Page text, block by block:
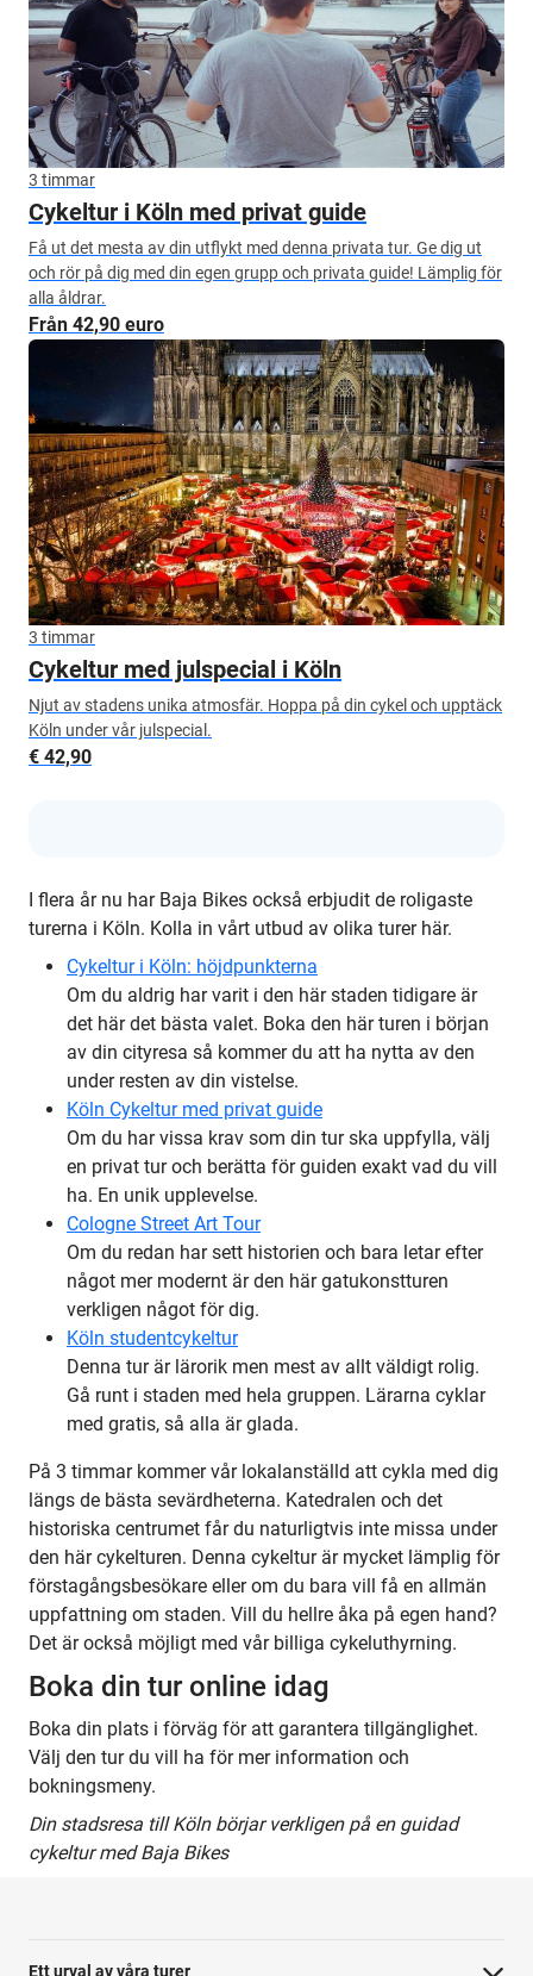
3 timmar
Cykeltur i Köln med privat guide
Få ut det mesta av din utflykt med denna privata tur. Ge dig ut
och rör på dig med din egen grupp och privata guide! Lämplig för
alla åldrar.
Från 42,90 euro
3 timmar
Cykeltur med julspecial i Köln
Njut av stadens unika atmosfär. Hoppa på din cykel och upptäck
Köln under vår julspecial.
€ 42,90
I flera år nu har Baja Bikes också erbjudit de roligaste
turerna i Köln. Kolla in vårt utbud av olika turer här.
Cykeltur i Köln: höjdpunkterna
Om du aldrig har varit i den här staden tidigare är
det här det bästa valet. Boka den här turen i början
av din cityresa så kommer du att ha nytta av den
under resten av din vistelse.
Köln Cykeltur med privat guide
Om du har vissa krav som din tur ska uppfylla, välj
en privat tur och berätta för guiden exakt vad du vill
ha. En unik upplevelse.
Cologne Street Art Tour
Om du redan har sett historien och bara letar efter
något mer modernt är den här gatukonstturen
verkligen något för dig.
Köln studentcykeltur
Denna tur är lärorik men mest av allt väldigt rolig.
Gå runt i staden med hela gruppen. Lärarna cyklar
med gratis, så alla är glada.
På 3 timmar kommer vår lokalanställd att cykla med dig
längs de bästa sevärdheterna. Katedralen och det
historiska centrumet får du naturligtvis inte missa under
den här cykelturen. Denna cykeltur är mycket lämplig för
förstagångsbesökare eller om du bara vill få en allmän
uppfattning om staden. Vill du hellre åka på egen hand?
Det är också möjligt med vår billiga cykeluthyrning.
Boka din tur online idag
Boka din plats i förväg för att garantera tillgänglighet.
Välj den tur du vill ha för mer information och
bokningsmeny.
Din stadsresa till Köln börjar verkligen på en guidad
cykeltur med Baja Bikes
Ett urval av våra turer